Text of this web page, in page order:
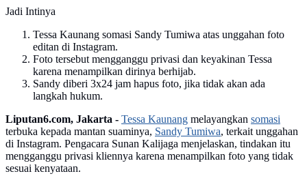
Jadi Intinya
Tessa Kaunang somasi Sandy Tumiwa atas unggahan foto
editan di Instagram.
Foto tersebut mengganggu privasi dan keyakinan Tessa
karena menampilkan dirinya berhijab.
Sandy diberi 3x24 jam hapus foto, jika tidak akan ada
langkah hukum.
Liputan6.com, Jakarta - Tessa Kaunang melayangkan somasi
terbuka kepada mantan suaminya, Sandy Tumiwa, terkait unggahan
di Instagram. Pengacara Sunan Kalijaga menjelaskan, tindakan itu
mengganggu privasi kliennya karena menampilkan foto yang tidak
sesuai kenyataan.